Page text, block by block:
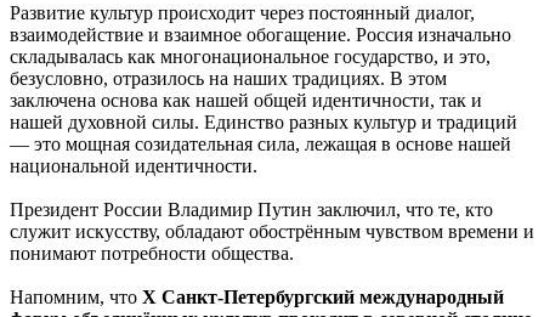
Развитие культур происходит через постоянный диалог,
взаимодействие и взаимное обогащение. Россия изначально
складывалась как многонациональное государство, и это,
безусловно, отразилось на наших традициях. В этом
заключена основа как нашей общей идентичности, так и
нашей духовной силы. Единство разных культур и традиций
— это мощная созидательная сила, лежащая в основе нашей
национальной идентичности.
Президент России Владимир Путин заключил, что те, кто
служит искусству, обладают обострённым чувством времени и
понимают потребности общества.
Напомним, что Х Санкт-Петербургский международный